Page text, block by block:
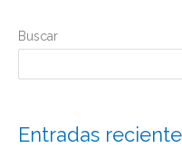
Buscar
Entradas